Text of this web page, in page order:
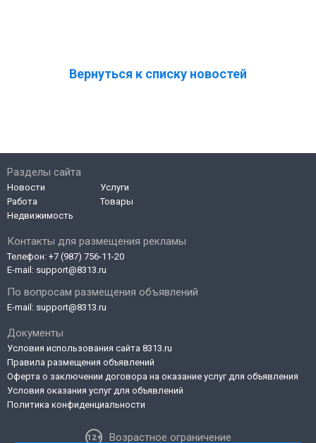
Вернуться к списку новостей
Контакты для размещения рекламы
Телефон: +7 (987) 756-11-20
E-mail: support@8313.ru
По вопросам размещения объявлений
E-mail: support@8313.ru
Документы
Условия использования сайта 8313.ru
Правила размещения объявлений
Оферта о заключении договора на оказание услуг для объявления
Условия оказания услуг для объявлений
Политика конфиденциальности
Возрастное ограничение
Разделы сайта
Новости
Работа
Недвижимость
Услуги
Товары